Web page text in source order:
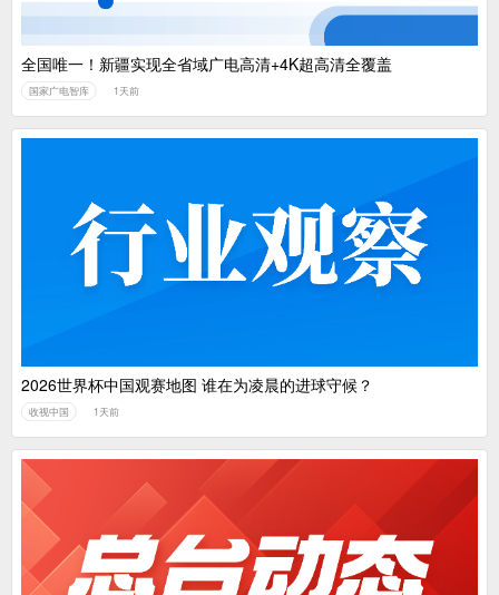
全国唯一！新疆实现全省域广电高清+4K超高清全覆盖
国家广电智库 1天前
2026世界杯中国观赛地图 谁在为凌晨的进球守候？
收视中国 1天前